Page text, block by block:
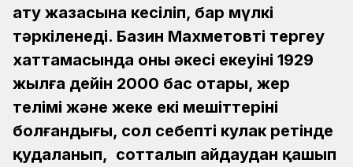
ату жазасына кесіліп, бар мүлкі
тәркіленеді. Базин Махметовті тергеу
хаттамасында оның әкесі екеуінің 1929
жылға дейін 2000 бас отары, жер
телімі және жеке екі мешіттерінің
болғандығы, сол себепті кулак ретінде
қудаланып, сотталып айдаудан қашып